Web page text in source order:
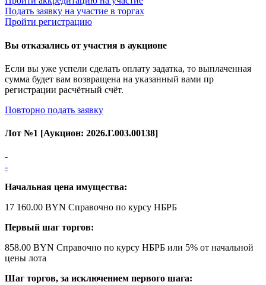
Подать заявку на участие в торгах
Пройти регистрацию
Вы отказались от участия в аукционе
Если вы уже успели сделать оплату задатка, то выплаченная
сумма будет вам возвращена на указанный вами пр
регистрации расчётный счёт.
Повторно подать заявку
Лот №1 [Аукцион: 2026.Г.003.00138]
-
-
Начальная цена имущества:
17 160.00 BYN Справочно по курсу НБРБ
Первый шаг торгов:
858.00 BYN Справочно по курсу НБРБ или 5% от начальной
цены лота
Шаг торгов, за исключением первого шага: